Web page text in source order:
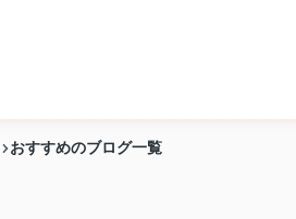
おすすめのブログ一覧